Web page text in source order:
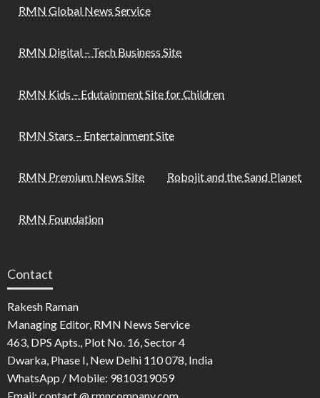
RMN Global News Service
RMN Digital – Tech Business Site
RMN Kids – Edutainment Site for Children
RMN Stars – Entertainment Site
RMN Premium News Site Robojit and the Sand Planet
RMN Foundation
Contact
Rakesh Raman
Managing Editor, RMN News Service
463, DPS Apts., Plot No. 16, Sector 4
Dwarka, Phase I, New Delhi 110 078, India
WhatsApp / Mobile: 9810319059